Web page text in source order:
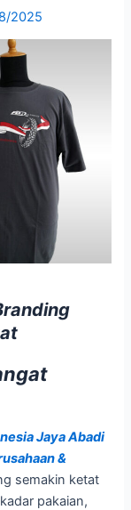
2025
Jaya Abadi
&
semakin ketat
pakaian,